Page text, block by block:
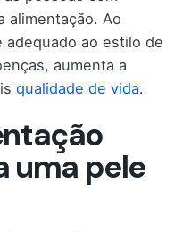
alimentação. Ao
ao estilo de
aumenta a
qualidade de vida.
uma pele